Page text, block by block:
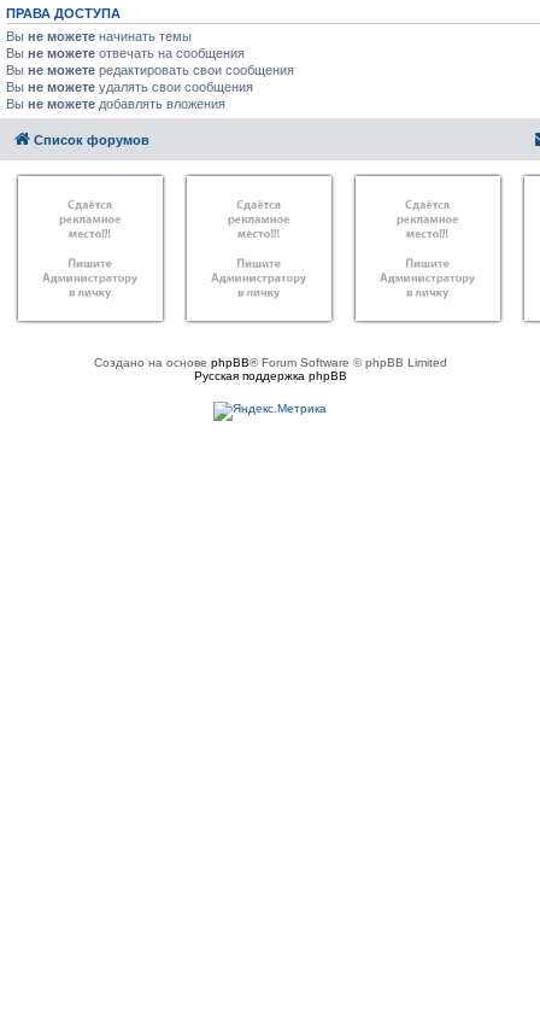
ПРАВА ДОСТУПА
Вы не можете начинать темы
Вы не можете отвечать на сообщения
Вы не можете редактировать свои сообщения
Вы не можете удалять свои сообщения
Вы не можете добавлять вложения
Список форумов
Создано на основе phpBB® Forum Software © phpBB Limited
Русская поддержка phpBB